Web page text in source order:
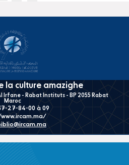
la culture amazighe
Irfane - Rabat Instituts - BP 2055 Rabat
Maroc
27-84-00 à 09